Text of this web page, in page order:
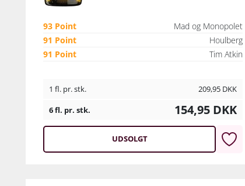
93 Point
Mad og Monopolet
91 Point
Houlberg
91 Point
Tim Atkin
1 fl. pr. stk. 209,95 DKK
6 fl. pr. stk.
154,95 DKK
UDSOLGT